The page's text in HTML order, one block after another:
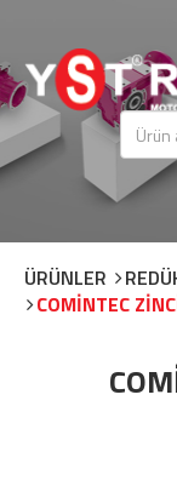
ÜRÜNLER
COMİNTEC